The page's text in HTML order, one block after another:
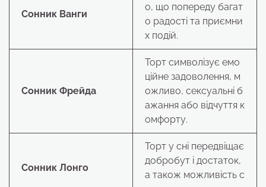
Сонник Ванги
о, що попереду багат
о радості та приємни
х подій.
Сонник Фрейда
Торт символізує емо
ційне задоволення, м
ожливо, сексуальні б
ажання або відчуття к
омфорту.
Сонник Лонго
Торт у сні передвіщає
добробут і достаток,
а також можливість с